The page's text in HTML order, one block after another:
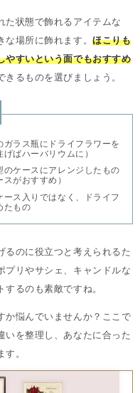
た状態で飾れるアイテムな
な場所に飾れます。ほこりも
やすいという面でもおすすめ
るものを選びましょう。
ガラス瓶にドライフラワーを
ばハーバリウムに）
のケースにアレンジしたもの
がおすすめ）
ース入りではなく、ドライフ
たもの
るのに役立つと考えられるた
プリやサシェ、キャンドルな
るのも素敵ですね。
か悩んでいませんか？ここで
いを整理し、あなたに合った
。